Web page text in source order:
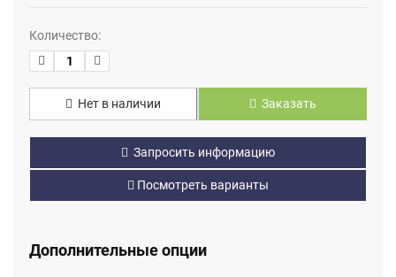
Количество:
Нет в наличии Заказать
Запросить информацию
Посмотреть варианты
Дополнительные опции